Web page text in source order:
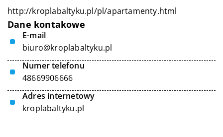
http://kroplabaltyku.pl/pl/apartamenty.html
Dane kontakowe
E-mail
biuro@kroplabaltyku.pl
Numer telefonu
48669906666
Adres internetowy
kroplabaltyku.pl